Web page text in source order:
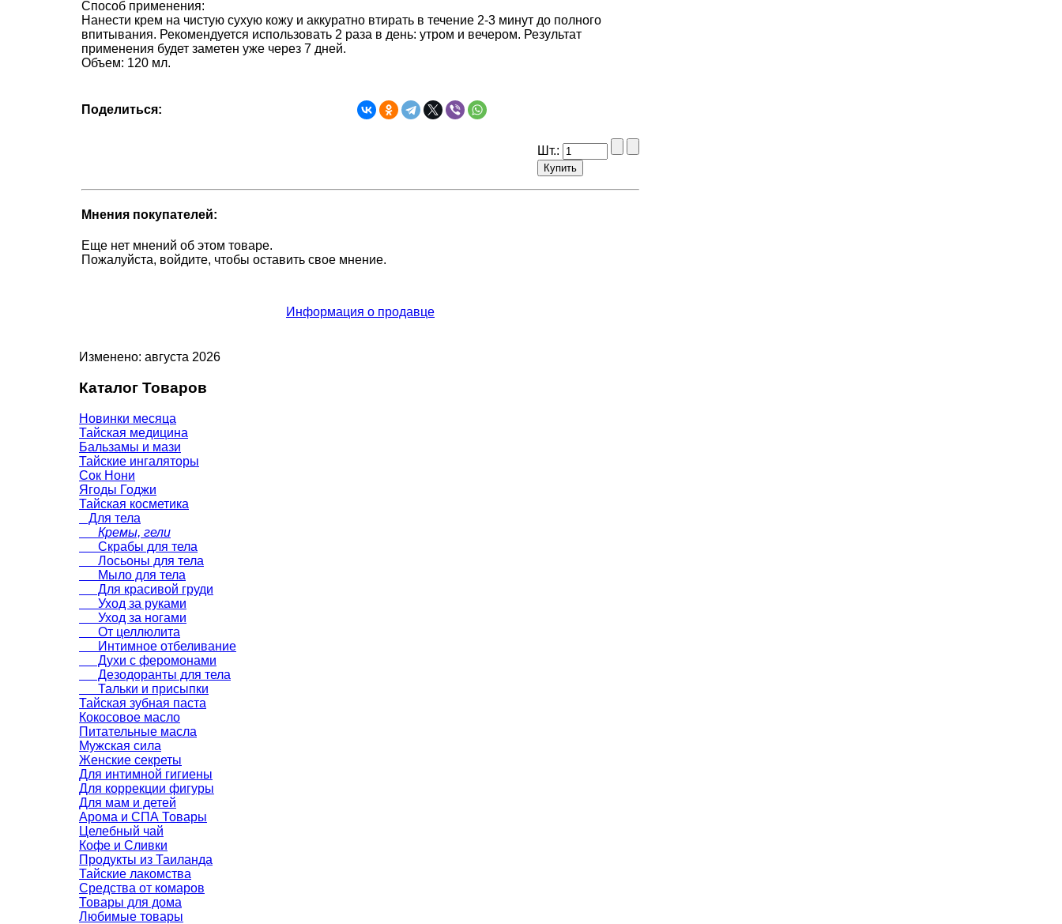
Способ применения:
Нанести крем на чистую сухую кожу и аккуратно втирать в течение 2-3 минут до полного
впитывания. Рекомендуется использовать 2 раза в день: утром и вечером. Результат
применения будет заметен уже через 7 дней.
Объем: 120 мл.
Поделиться:
Шт.:
Мнения покупателей:
Еще нет мнений об этом товаре.
Пожалуйста, войдите, чтобы оставить свое мнение.
Информация о продавце
Изменено: августа 2026
Каталог Товаров
Новинки месяца
Тайская медицина
Бальзамы и мази
Тайские ингаляторы
Сок Нони
Ягоды Годжи
Тайская косметика
Для тела
Кремы, гели
Скрабы для тела
Лосьоны для тела
Мыло для тела
Для красивой груди
Уход за руками
Уход за ногами
От целлюлита
Интимное отбеливание
Духи с феромонами
Дезодоранты для тела
Тальки и присыпки
Тайская зубная паста
Кокосовое масло
Питательные масла
Мужская сила
Женские секреты
Для интимной гигиены
Для коррекции фигуры
Для мам и детей
Арома и СПА Товары
Целебный чай
Кофе и Сливки
Продукты из Таиланда
Тайские лакомства
Средства от комаров
Товары для дома
Любимые товары